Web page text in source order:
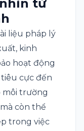
từ
liệu pháp lý
kinh
hoạt động
cực đến
môi trường
còn thể
trong việc